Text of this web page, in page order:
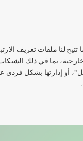
لنا ملفات تعريف
بما في ذلك
أو إدارتها بشكل فردي